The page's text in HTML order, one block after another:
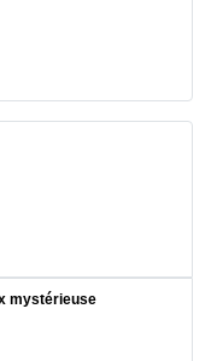
mystérieuse